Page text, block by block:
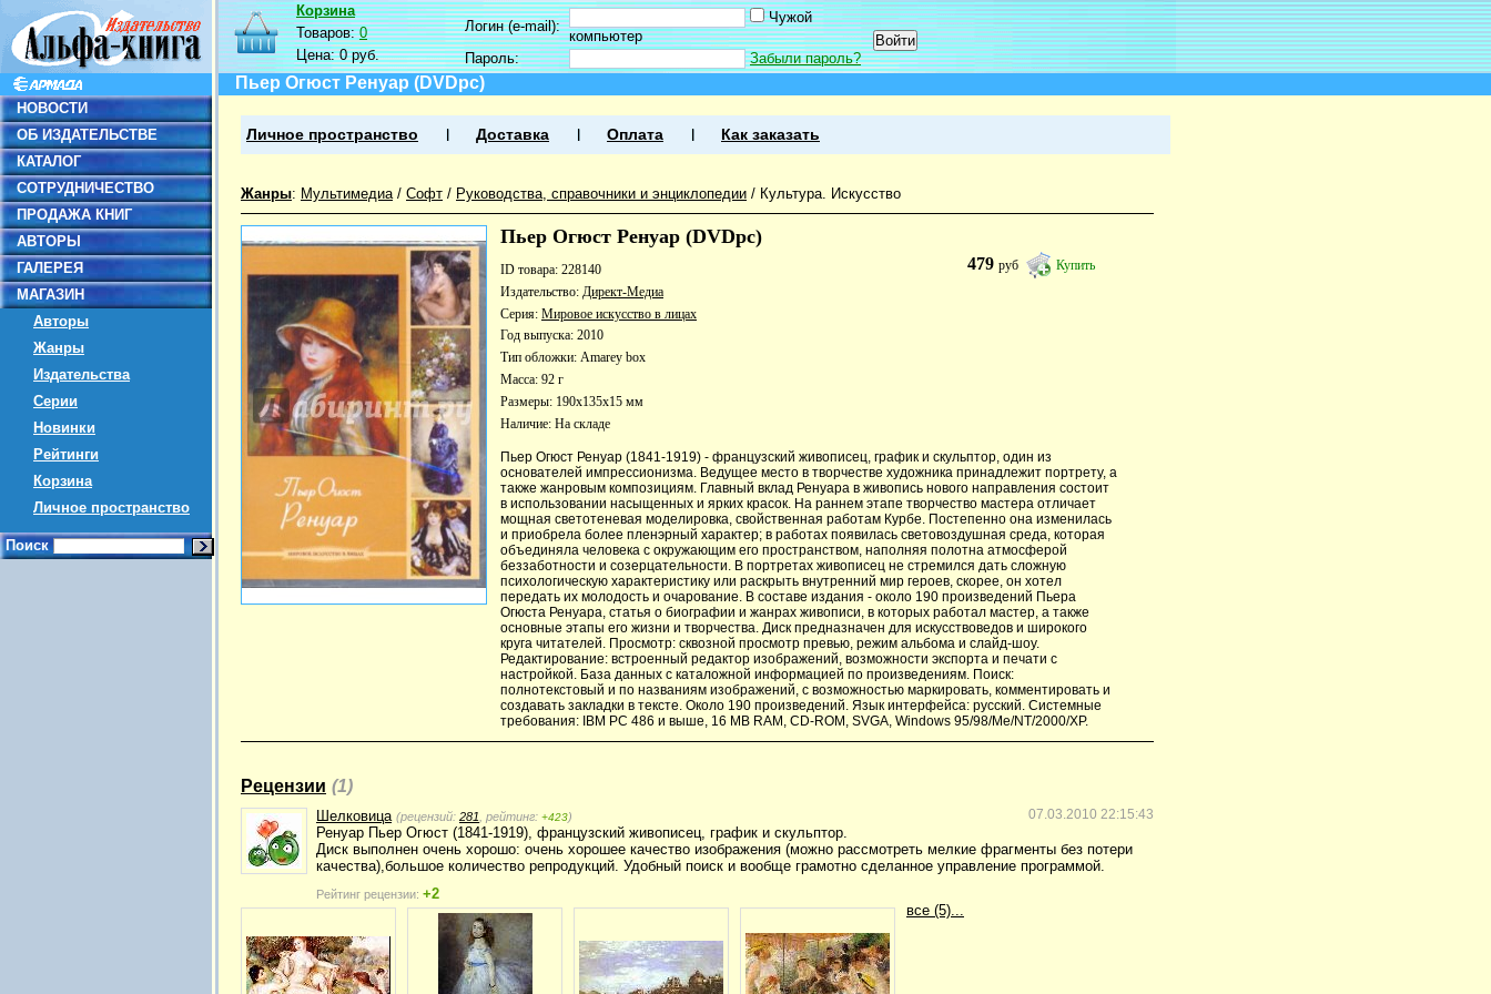
НОВОСТИ
ОБ ИЗДАТЕЛЬСТВЕ
КАТАЛОГ
СОТРУДНИЧЕСТВО
ПРОДАЖА КНИГ
АВТОРЫ
ГАЛЕРЕЯ
МАГАЗИН
Авторы
Жанры
Издательства
Серии
Новинки
Рейтинги
Корзина
Личное пространство
Поиск
Корзина
Товаров:0
Цена:0 руб.
Логин (e-mail):
Чужой
компьютер
Пароль:
Забыли пароль?
Пьер Огюст Ренуар (DVDpc)
Личное пространство Доставка Оплата Как заказать
Жанры: Мультимедиа/ Софт / Руководства, справочники и энциклопедии / Культура. Искусство
Пьер Огюст Ренуар (DVDpc)
479руб Купить
ID товара: 228140
Издательство: Директ-Медиа
Серия: Мировое искусство в лицах
Год выпуска: 2010
Тип обложки: Amarey box
Масса: 92 г
Размеры: 190x135x15 мм
Наличие: На складе
Пьер Огюст Ренуар (1841-1919) - французский живописец, график и скульптор, один из
основателей импрессионизма. Ведущее место в творчестве художника принадлежит портрету, а
также жанровым композициям. Главный вклад Ренуара в живопись нового направления состоит
в использовании насыщенных и ярких красок. На раннем этапе творчество мастера отличает
мощная светотеневая моделировка, свойственная работам Курбе. Постепенно она изменилась
и приобрела более пленэрный характер; в работах появилась световоздушная среда, которая
объединяла человека с окружающим его пространством, наполняя полотна атмосферой
беззаботности и созерцательности. В портретах живописец не стремился дать сложную
психологическую характеристику или раскрыть внутренний мир героев, скорее, он хотел
передать их молодость и очарование. В составе издания - около 190 произведений Пьера
Огюста Ренуара, статья о биографии и жанрах живописи, в которых работал мастер, а также
основные этапы его жизни и творчества. Диск предназначен для искусствоведов и широкого
круга читателей. Просмотр: сквозной просмотр превью, режим альбома и слайд-шоу.
Редактирование: встроенный редактор изображений, возможности экспорта и печати с
настройкой. База данных с каталожной информацией по произведениям. Поиск:
полнотекстовый и по названиям изображений, с возможностью маркировать, комментировать и
создавать закладки в тексте. Около 190 произведений. Язык интерфейса: русский. Системные
требования: IBM PC 486 и выше, 16 MB RAM, CD-ROM, SVGA, Windows 95/98/Me/NT/2000/XP.
Рецензии (1)
07.03.2010 22:15:43
Шелковица (рецензий: 281 , рейтинг: +423)
Ренуар Пьер Oгюст (1841-1919), французский живописец, график и скульптор.
Диск выполнен очень хорошо: очень хорошее качество изображения (можно рассмотреть мелкие фрагменты без потери
качества),большое количество репродукций. Удобный поиск и вообще грамотно сделанное управление программой.
Рейтинг рецензии: +2
все (5)...